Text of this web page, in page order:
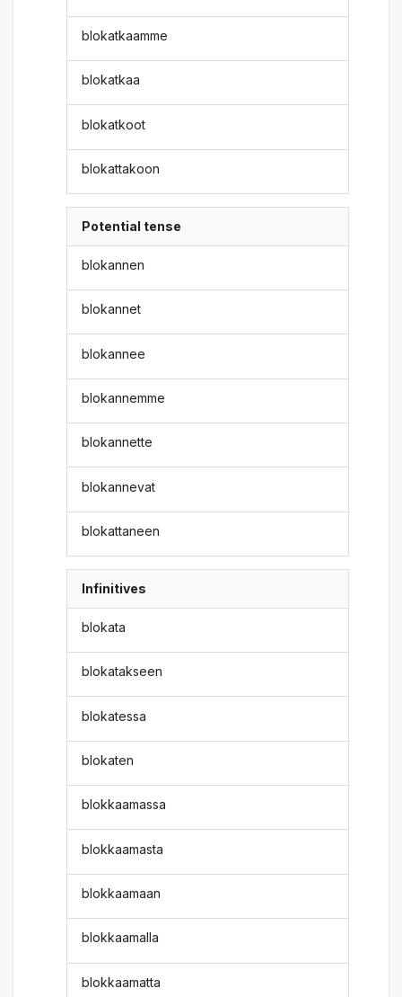
blokatkaamme
blokatkaa
blokatkoot
blokattakoon
Potential tense
blokannen
blokannet
blokannee
blokannemme
blokannette
blokannevat
blokattaneen
Infinitives
blokata
blokatakseen
blokatessa
blokaten
blokkaamassa
blokkaamasta
blokkaamaan
blokkaamalla
blokkaamatta